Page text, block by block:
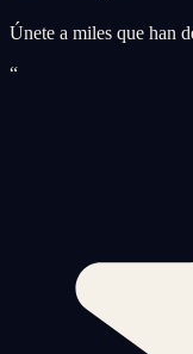
Únete a miles que han
“